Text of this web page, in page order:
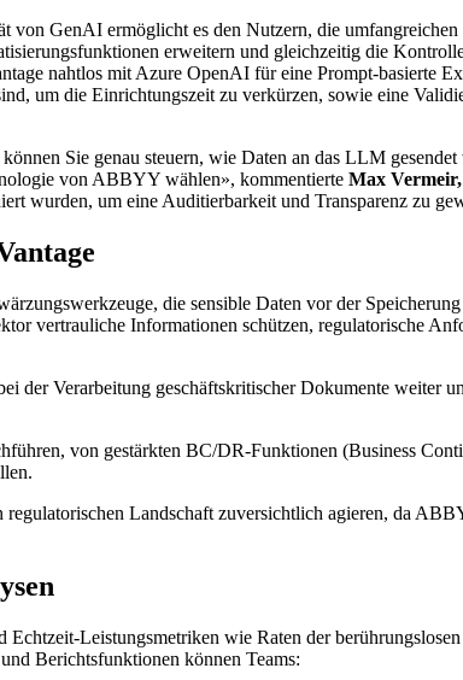
GenAI ermöglicht es den Nutzern, die
erweitern und gleichzeitig die
nahtlos mit Azure OpenAI für eine Prompt-basierte
um die Einrichtungszeit zu verkürzen, sowie eine
Sie genau steuern, wie Daten an das LLM
von ABBYY wählen», kommentierte Max
wurden, um eine Auditierbarkeit und Transparenz zu
die sensible Daten vor der
vertrauliche Informationen schützen, regulatorische
Verarbeitung geschäftskritischer Dokumente weiter
von gestärkten BC/DR-Funktionen (Business
Landschaft zuversichtlich agieren, da
Leistungsmetriken wie Raten der
Berichtsfunktionen können Teams: